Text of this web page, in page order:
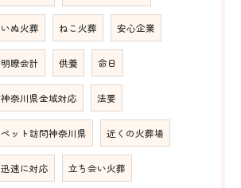
いぬ火葬 ねこ火葬 安心企業
明瞭会計 供養 命日
神奈川県全域対応 法要
ペット訪問神奈川県 近くの火葬場
迅速に対応 立ち会い火葬